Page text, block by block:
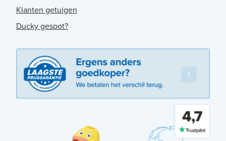
Klanten getuigen
Ducky gespot?